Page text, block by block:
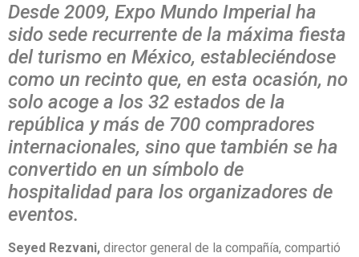
Desde 2009, Expo Mundo Imperial ha
sido sede recurrente de la máxima fiesta
del turismo en México, estableciéndose
como un recinto que, en esta ocasión, no
solo acoge a los 32 estados de la
república y más de 700 compradores
internacionales, sino que también se ha
convertido en un símbolo de
hospitalidad para los organizadores de
eventos.
Seyed Rezvani, director general de la compañía, compartió